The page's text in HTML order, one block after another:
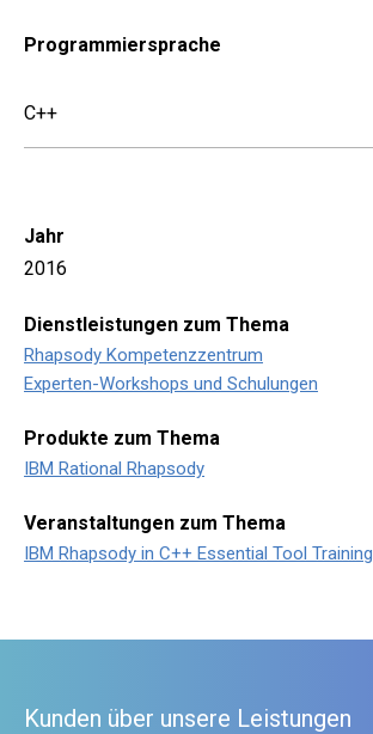
Jahr
2016
Dienstleistungen zum Thema
Rhapsody Kompetenzzentrum
Experten-Workshops und Schulungen
Produkte zum Thema
IBM Rational Rhapsody
Veranstaltungen zum Thema
IBM Rhapsody in C++ Essential Tool Training
Programmiersprache
C++
Kunden über unsere Leistungen